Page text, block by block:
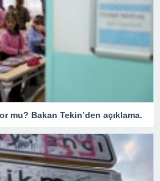
mu? Bakan Tekin’den açıklama.